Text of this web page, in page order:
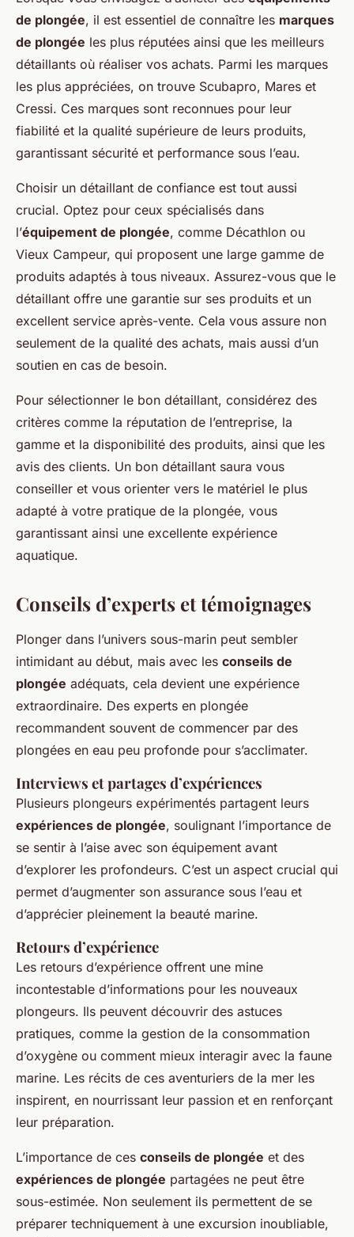
de plongée, il est essentiel de connaître les marques
de plongée les plus réputées ainsi que les meilleurs
détaillants où réaliser vos achats. Parmi les marques
les plus appréciées, on trouve Scubapro, Mares et
Cressi. Ces marques sont reconnues pour leur
fiabilité et la qualité supérieure de leurs produits,
garantissant sécurité et performance sous l’eau.
Choisir un détaillant de confiance est tout aussi
crucial. Optez pour ceux spécialisés dans
l’équipement de plongée, comme Décathlon ou
Vieux Campeur, qui proposent une large gamme de
produits adaptés à tous niveaux. Assurez-vous que le
détaillant offre une garantie sur ses produits et un
excellent service après-vente. Cela vous assure non
seulement de la qualité des achats, mais aussi d’un
soutien en cas de besoin.
Pour sélectionner le bon détaillant, considérez des
critères comme la réputation de l’entreprise, la
gamme et la disponibilité des produits, ainsi que les
avis des clients. Un bon détaillant saura vous
conseiller et vous orienter vers le matériel le plus
adapté à votre pratique de la plongée, vous
garantissant ainsi une excellente expérience
aquatique.
Conseils d’experts et témoignages
Plonger dans l’univers sous-marin peut sembler
intimidant au début, mais avec les conseils de
plongée adéquats, cela devient une expérience
extraordinaire. Des experts en plongée
recommandent souvent de commencer par des
plongées en eau peu profonde pour s’acclimater.
Interviews et partages d’expériences
Plusieurs plongeurs expérimentés partagent leurs
expériences de plongée, soulignant l’importance de
se sentir à l’aise avec son équipement avant
d’explorer les profondeurs. C’est un aspect crucial qui
permet d’augmenter son assurance sous l’eau et
d’apprécier pleinement la beauté marine.
Retours d’expérience
Les retours d’expérience offrent une mine
incontestable d’informations pour les nouveaux
plongeurs. Ils peuvent découvrir des astuces
pratiques, comme la gestion de la consommation
d’oxygène ou comment mieux interagir avec la faune
marine. Les récits de ces aventuriers de la mer les
inspirent, en nourrissant leur passion et en renforçant
leur préparation.
L’importance de ces conseils de plongée et des
expériences de plongée partagées ne peut être
sous-estimée. Non seulement ils permettent de se
préparer techniquement à une excursion inoubliable,